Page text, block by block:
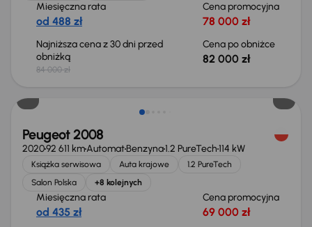
Miesięczna rata
od 488 zł
Cena promocyjna
78 000 zł
Najniższa cena z 30 dni przed
obniżką
84 000 zł
Cena po obniżce
82 000 zł
Peugeot 2008
202092 611 kmAutomatBenzyna1.2 PureTech114 kW
Książka serwisowa Auta krajowe
1.2 PureTech
Salon Polska
+8 kolejnych
Miesięczna rata
od 435 zł
Cena promocyjna
69 000 zł